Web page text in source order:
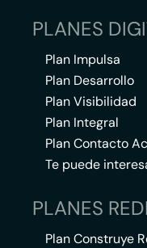
PLANES
Plan Impulsa
Plan Desarrollo
Plan Visibilidad
Plan Integral
Plan Contacto
Te puede
PLANES
Plan Construye